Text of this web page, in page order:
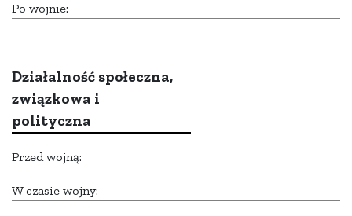
Po wojnie:
Działalność społeczna,
związkowa i
polityczna
Przed wojną:
W czasie wojny: